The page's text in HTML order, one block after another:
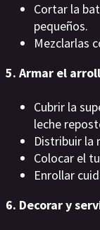
Cortar la
pequeños.
Mezclarlas
5. Armar el
Cubrir la
leche
Distribuir la
Colocar el
Enrollar
6. Decorar y